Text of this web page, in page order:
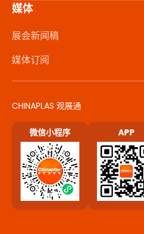
媒体
展会新闻稿
媒体订阅
CHINAPLAS 观展通
微信小程序 APP